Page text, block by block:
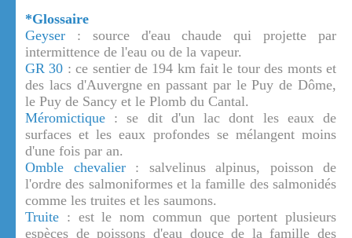
*Glossaire
Geyser : source d'eau chaude qui projette par
intermittence de l'eau ou de la vapeur.
GR 30 : ce sentier de 194 km fait le tour des monts et
des lacs d'Auvergne en passant par le Puy de Dôme,
le Puy de Sancy et le Plomb du Cantal.
Méromictique : se dit d'un lac dont les eaux de
surfaces et les eaux profondes se mélangent moins
d'une fois par an.
Omble chevalier: salvelinus alpinus, poisson de
l'ordre des salmoniformes et la famille des salmonidés
comme les truites et les saumons.
Truite : est le nom commun que portent plusieurs
espèces de poissons d'eau douce de la famille des